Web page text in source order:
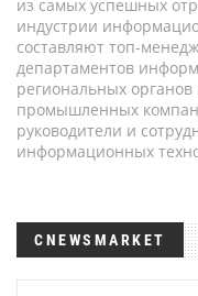
из самых успешных
индустрии
составляют топ-
департаментов
региональных органов
промышленных
руководители и
информационных
CNEWSMARKET